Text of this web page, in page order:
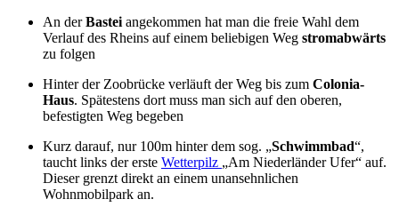
An derBastei angekommen hat man die freie Wahl dem
Verlauf des Rheins auf einem beliebigen Weg stromabwärts
zu folgen
Hinter der Zoobrücke verläuft der Weg bis zum Colonia-
Haus. Spätestens dort muss man sich auf den oberen,
befestigten Weg begeben
Kurz darauf, nur 100m hinter dem sog. „Schwimmbad“,
taucht links der erste Wetterpilz „Am Niederländer Ufer“ auf.
Dieser grenzt direkt an einem unansehnlichen
Wohnmobilpark an.